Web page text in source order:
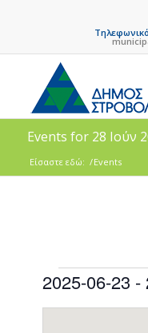
Events for 28 Ιούν
Είσαστε εδώ: /Events
2025-06-23 -